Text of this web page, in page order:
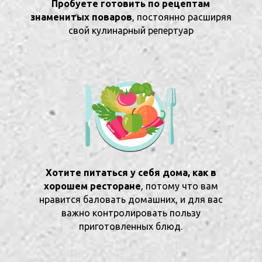
Пробуете готовить по рецептам
знаменитых поваров, постоянно расширяя
свой кулинарный репертуар
Хотите питаться у себя дома, как в
хорошем ресторане, потому что вам
нравится баловать домашних, и для вас
важно контролировать пользу
приготовленных блюд.